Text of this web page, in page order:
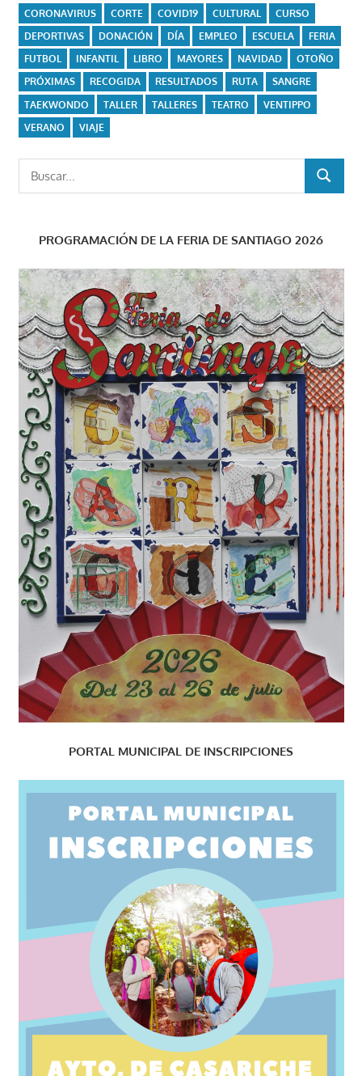
CORONAVIRUS
CORTE COVID19 CULTURAL
CURSO
DEPORTIVAS
DONACIÓN DÍA EMPLEO ESCUELA
FERIA
FUTBOL
INFANTIL LIBRO MAYORES NAVIDAD
OTOÑO
PRÓXIMAS
RECOGIDA RESULTADOS RUTA
SANGRE
TAEKWONDO
TALLER TALLERES TEATRO
VENTIPPO
VERANO
VIAJE
BUSCAR
PROGRAMACIÓN DE LA FERIA DE SANTIAGO 2026
PORTAL MUNICIPAL DE INSCRIPCIONES